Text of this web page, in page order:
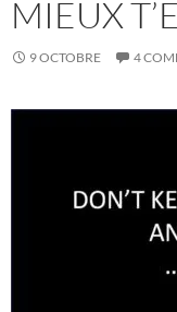
MIEUX
9 OCTOBRE 4